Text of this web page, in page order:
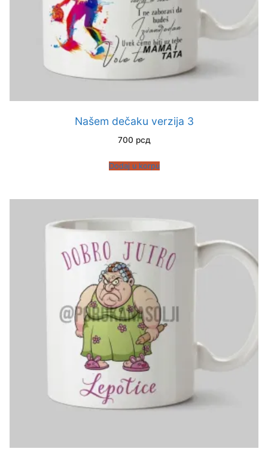
Našem dečaku verzija 3
700 рсд
Dodaj u korpu